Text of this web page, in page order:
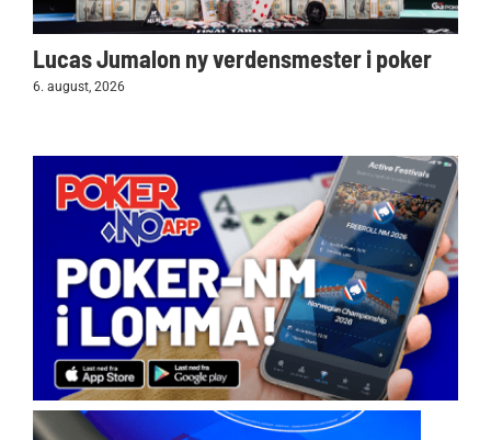
Lucas Jumalon ny verdensmester i poker
6. august, 2026